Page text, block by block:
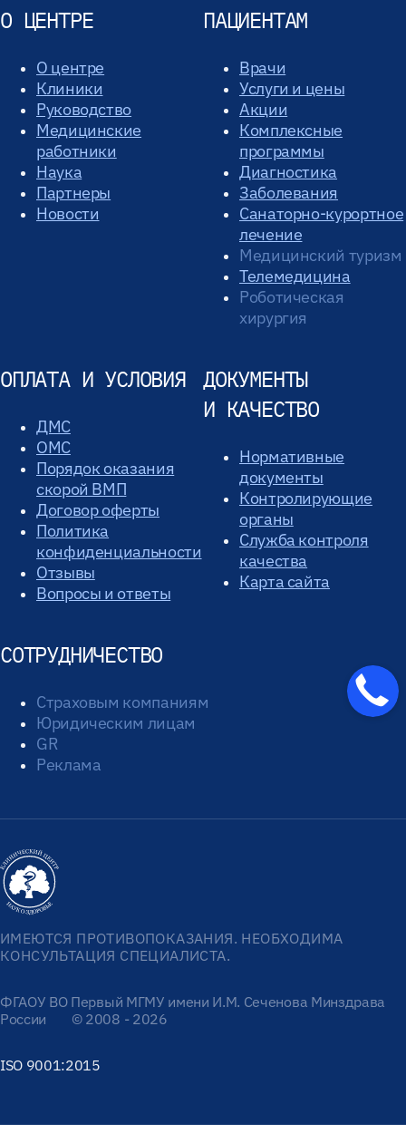
О ЦЕНТРЕ
О центре
Клиники
Руководство
Медицинские
работники
Наука
Партнеры
Новости
ПАЦИЕНТАМ
Врачи
Услуги и цены
Акции
Комплексные
программы
Диагностика
Заболевания
Санаторно-курортное
лечение
Медицинский туризм
Телемедицина
Роботическая
хирургия
ОПЛАТА И УСЛОВИЯ
ДМС
ОМС
Порядок оказания
скорой ВМП
Договор оферты
Политика
конфиденциальности
Отзывы
Вопросы и ответы
ДОКУМЕНТЫ
И КАЧЕСТВО
Нормативные
документы
Контролирующие
органы
Служба контроля
качества
Карта сайта
СОТРУДНИЧЕСТВО
Страховым компаниям
Юридическим лицам
GR
Реклама
ИМЕЮТСЯ ПРОТИВОПОКАЗАНИЯ. НЕОБХОДИМА
КОНСУЛЬТАЦИЯ СПЕЦИАЛИСТА.
ФГАОУ ВО Первый МГМУ имени И.М. Сеченова Минздрава
России
© 2008 - 2026
ISO 9001:2015